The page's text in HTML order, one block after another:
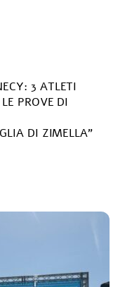
3 ATLETI
PROVE DI
DI ZIMELLA”